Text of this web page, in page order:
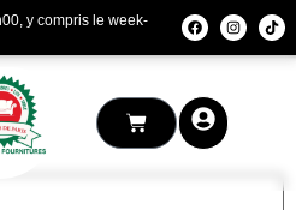
y compris le week-